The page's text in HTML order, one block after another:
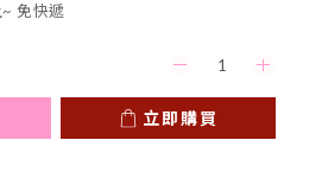
免快遞
立即購買